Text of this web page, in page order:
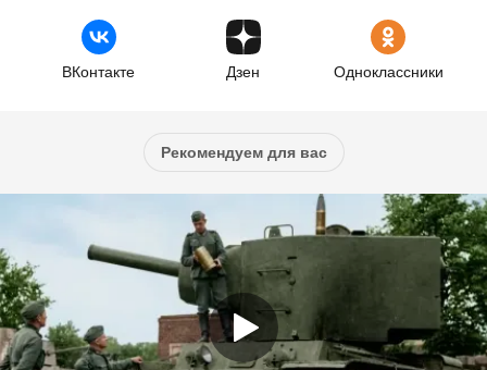
ВКонтакте Дзен Одноклассники
Рекомендуем для вас